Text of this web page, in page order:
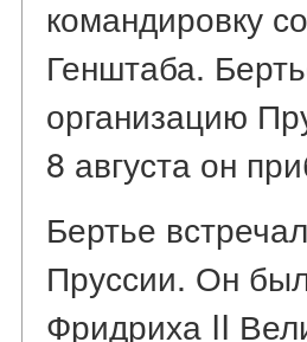
командировку
Генштаба.
организацию
8 августа он
Бертье
Пруссии. Он
Фридриха II